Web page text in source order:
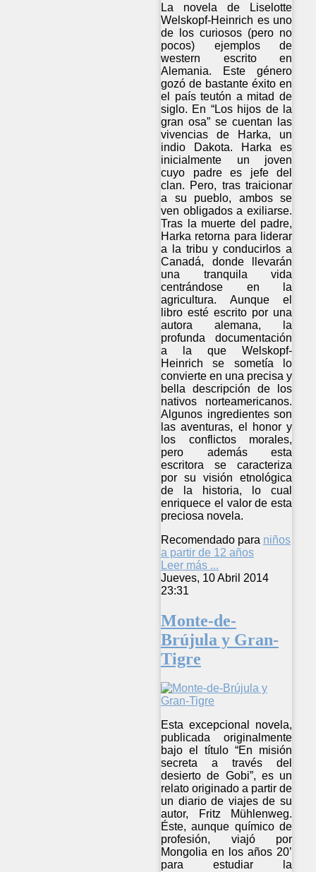
La novela de Liselotte
Welskopf-Heinrich es uno
de los curiosos (pero no
pocos) ejemplos de
western escrito en
Alemania. Este género
gozó de bastante éxito en
el país teutón a mitad de
siglo. En “Los hijos de la
gran osa” se cuentan las
vivencias de Harka, un
indio Dakota. Harka es
inicialmente un joven
cuyo padre es jefe del
clan. Pero, tras traicionar
a su pueblo, ambos se
ven obligados a exiliarse.
Tras la muerte del padre,
Harka retorna para liderar
a la tribu y conducirlos a
Canadá, donde llevarán
una tranquila vida
centrándose en la
agricultura. Aunque el
libro esté escrito por una
autora alemana, la
profunda documentación
a la que Welskopf-
Heinrich se sometía lo
convierte en una precisa y
bella descripción de los
nativos norteamericanos.
Algunos ingredientes son
las aventuras, el honor y
los conflictos morales,
pero además esta
escritora se caracteriza
por su visión etnológica
de la historia, lo cual
enriquece el valor de esta
preciosa novela.
Recomendado para niños
a partir de 12 años
Leer más ...
Jueves, 10 Abril 2014
23:31
Monte-de-
Brújula y Gran-
Tigre
Esta excepcional novela,
publicada originalmente
bajo el título “En misión
secreta a través del
desierto de Gobi”, es un
relato originado a partir de
un diario de viajes de su
autor, Fritz Mühlenweg.
Éste, aunque químico de
profesión, viajó por
Mongolia en los años 20’
para estudiar la